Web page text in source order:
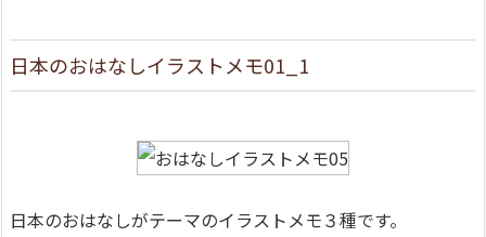
日本のおはなしイラストメモ01_1
日本のおはなしがテーマのイラストメモ３種です。